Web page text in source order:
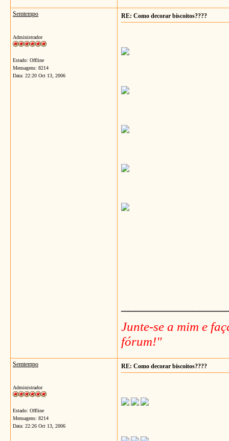
Semtempo
Administrador
Estado: Offline
Mensagens: 8214
Data: 22:20 Oct 13, 2006
RE: Como decorar biscoitos????
Junte-se a mim e
fórum!"
Semtempo
Administrador
Estado: Offline
Mensagens: 8214
Data: 22:26 Oct 13, 2006
RE: Como decorar biscoitos????